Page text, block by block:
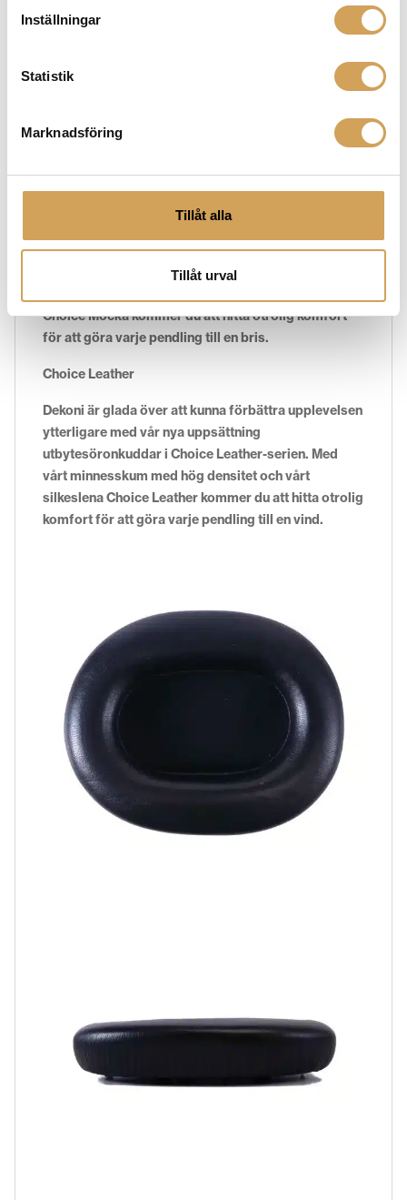
Inställningar
Statistik
Marknadsföring
Tillåt alla
Tillåt urval
ytterligare med vår nya uppsättning
äggskalsproteinläder kommer du att hitta otrolig
Choice Suede
ytterligare med vår nya uppsättning
utbytesöronkuddar i Choice Suede-serien. Med vårt
Choice Mocka kommer du att hitta otrolig komfort
för att göra varje pendling till en bris.
Choice Leather
Dekoni är glada över att kunna förbättra upplevelsen
ytterligare med vår nya uppsättning
utbytesöronkuddar i Choice Leather-serien. Med
vårt minnesskum med hög densitet och vårt
silkeslena Choice Leather kommer du att hitta otrolig
komfort för att göra varje pendling till en vind.